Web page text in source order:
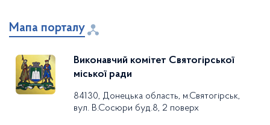
Мапа порталу
Виконавчий комітет Святогірської
міської ради
84130, Донецька область, м.Святогірськ,
вул. В.Сосюри буд.8, 2 поверх